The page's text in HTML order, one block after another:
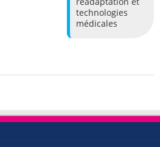
technologies
médicales